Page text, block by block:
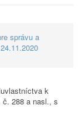
správu a
k
č. 288 a nasl., s